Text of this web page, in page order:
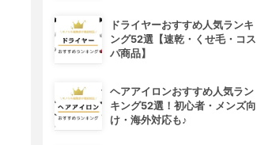
ドライヤーおすすめ人気ランキ
ング52選【速乾・くせ毛・コス
パ商品】
ヘアアイロンおすすめ人気ラン
キング52選！初心者・メンズ向
け・海外対応も♪